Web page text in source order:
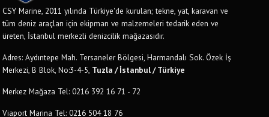
CSY Marine, 2011 yılında Türkiye'de kurulan; tekne, yat, karavan ve
tüm deniz araçları için ekipman ve malzemeleri tedarik eden ve
üreten, İstanbul merkezli denizcilik mağazasıdır.
Adres: Aydıntepe Mah. Tersaneler Bölgesi, Harmandalı Sok. Özek İş
Merkezi, B Blok, No:3-4-5, Tuzla / İstanbul / Türkiye
Merkez Mağaza Tel: 0216 392 16 71 - 72
Viaport Marina Tel: 0216 504 18 76